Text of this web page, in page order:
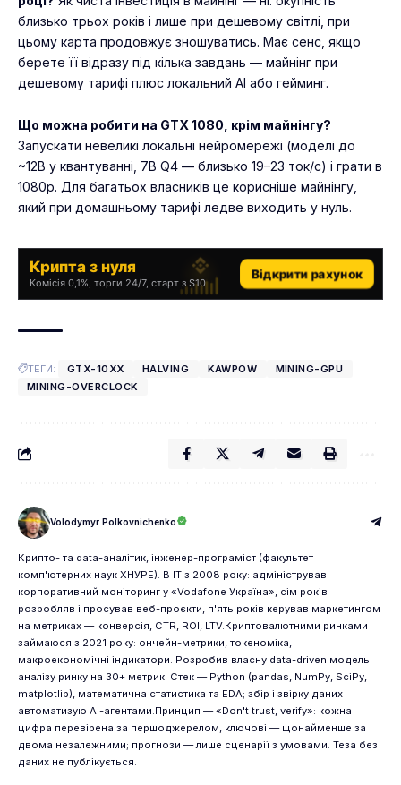
близько трьох років і лише при дешевому світлі, при
цьому карта продовжує зношуватись. Має сенс, якщо
берете її відразу під кілька завдань — майнінг при
дешевому тарифі плюс локальний AI або гейминг.
Що можна робити на GTX 1080, крім майнінгу?
Запускати невеликі локальні нейромережі (моделі до
~12B у квантуванні, 7B Q4 — близько 19–23 ток/с) і грати в
1080p. Для багатьох власників це корисніше майнінгу,
який при домашньому тарифі ледве виходить у нуль.
Крипта з нуля
Комісія 0,1%, торги 24/7, старт з $10
Відкрити рахунок
ТЕГИ: GTX-10XX HALVING KAWPOW
MINING-GPU
MINING-OVERCLOCK
Volodymyr Polkovnichenko
Крипто- та data-аналітик, інженер-програміст (факультет
комп'ютерних наук ХНУРЕ). В IT з 2008 року: адміністрував
корпоративний моніторинг у «Vodafone Україна», сім років
розробляв і просував веб-проєкти, п'ять років керував маркетингом
на метриках — конверсія, CTR, ROI, LTV.Криптовалютними ринками
займаюся з 2021 року: ончейн-метрики, токеноміка,
макроекономічні індикатори. Розробив власну data-driven модель
аналізу ринку на 30+ метрик. Стек — Python (pandas, NumPy, SciPy,
matplotlib), математична статистика та EDA; збір і звірку даних
автоматизую AI-агентами.Принцип — «Don't trust, verify»: кожна
цифра перевірена за першоджерелом, ключові — щонайменше за
двома незалежними; прогнози — лише сценарії з умовами. Теза без
даних не публікується.